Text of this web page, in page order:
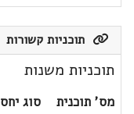
תוכניות קשורות
תוכניות משנות
מס' תוכנית סוג יחס